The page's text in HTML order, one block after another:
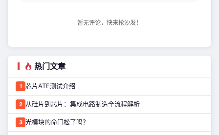
暂无评论，快来抢沙发！
热门文章
1 芯片ATE测试介绍
2 从硅片到芯片：集成电路制造全流程解析
3 光模块的命门松了吗？